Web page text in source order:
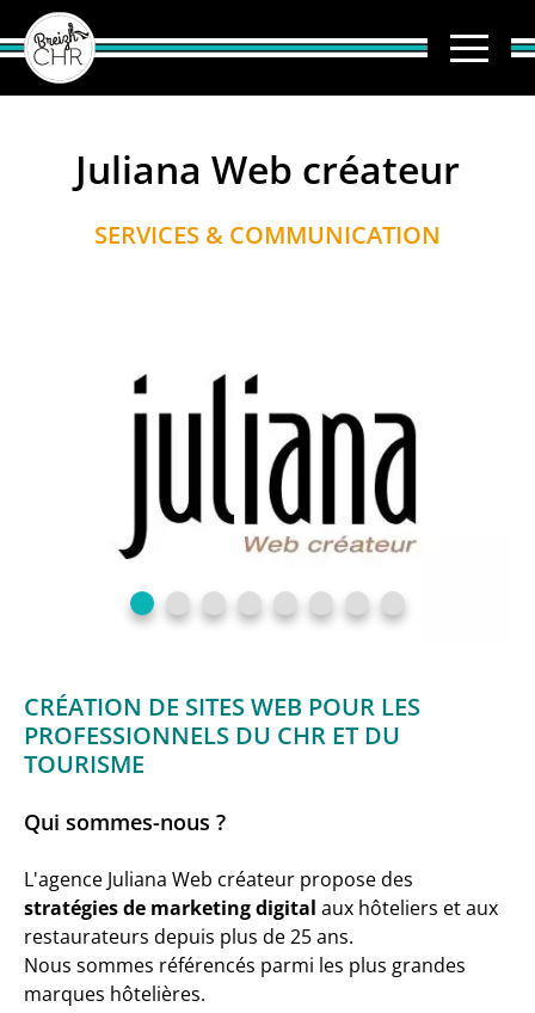
Juliana Web créateur
SERVICES & COMMUNICATION
CRÉATION DE SITES WEB POUR LES
PROFESSIONNELS DU CHR ET DU
TOURISME
Qui sommes-nous ?
L'agence Juliana Web créateur propose des
stratégies de marketing digital aux hôteliers et aux
restaurateurs depuis plus de 25 ans.
Nous sommes référencés parmi les plus grandes
marques hôtelières.